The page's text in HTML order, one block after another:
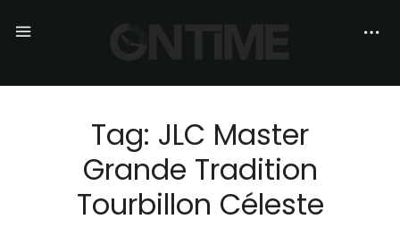
Tag: JLC Master
Grande Tradition
Tourbillon Céleste